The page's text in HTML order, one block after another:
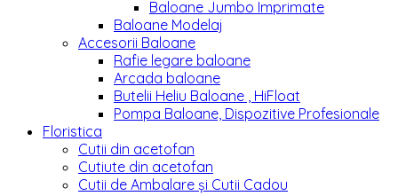
Baloane Jumbo Imprimate
Baloane Modelaj
Accesorii Baloane
Rafie legare baloane
Arcada baloane
Butelii Heliu Baloane , HiFloat
Pompa Baloane, Dispozitive Profesionale
Floristica
Cutii din acetofan
Cutiute din acetofan
Cutii de Ambalare și Cutii Cadou